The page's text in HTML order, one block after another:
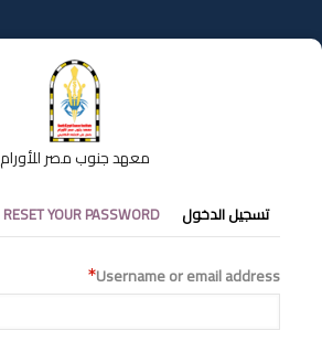
إلى
المحتوى
معهد جنوب مصر للأورام
التبويبات
الأساسية
تسجيل الدخول RESET YOUR PASSWORD
Username or email address